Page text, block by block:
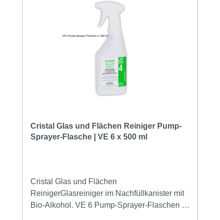
Cristal Glas und Flächen Reiniger Pump-
Sprayer-Flasche | VE 6 x 500 ml
Cristal Glas und Flächen
ReinigerGlasreiniger im Nachfüllkanister mit
Bio-Alkohol. VE 6 Pump-Sprayer-Flaschen a.